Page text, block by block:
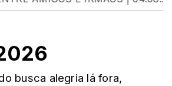
busca alegria lá fora,